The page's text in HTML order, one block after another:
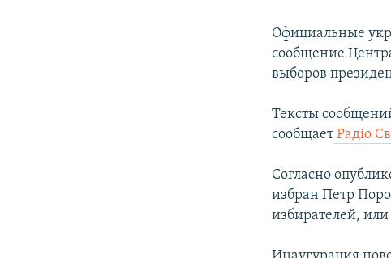
Официальные
сообщение
выборов
Тексты
сообщаетРадіо
Согласно
избран Петр
избирателей, или